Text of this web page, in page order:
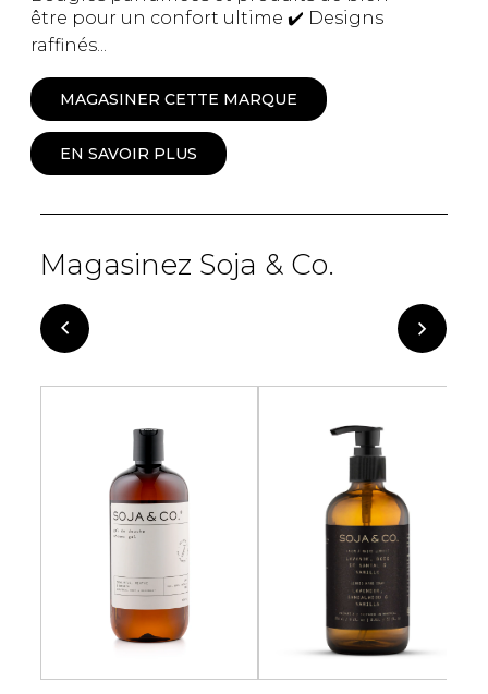
être pour un confort ultime ✔️ Designs
raffinés...
MAGASINER CETTE MARQUE
EN SAVOIR PLUS
Magasinez Soja & Co.